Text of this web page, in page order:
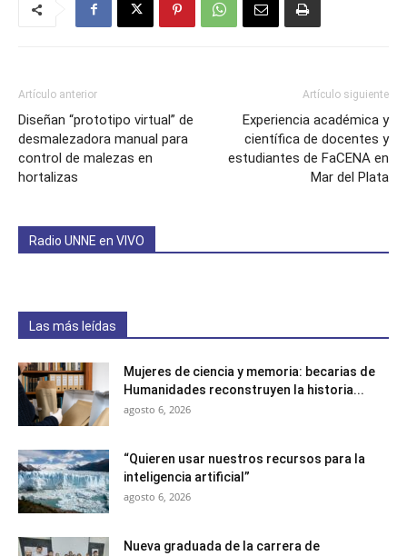
Artículo anterior
Diseñan “prototipo virtual” de
desmalezadora manual para
control de malezas en
hortalizas
Artículo siguiente
Experiencia académica y
científica de docentes y
estudiantes de FaCENA en
Mar del Plata
Radio UNNE en VIVO
Las más leídas
Mujeres de ciencia y memoria: becarias de
Humanidades reconstruyen la historia...
agosto 6, 2026
“Quieren usar nuestros recursos para la
inteligencia artificial”
agosto 6, 2026
Nueva graduada de la carrera de